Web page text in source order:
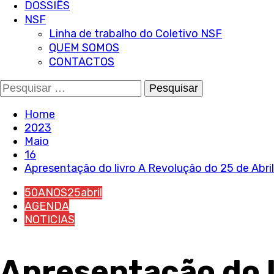
DOSSIÊS
NSF
Linha de trabalho do Coletivo NSF
QUEM SOMOS
CONTACTOS
Pesquisar
por:
Home
2023
Maio
16
Apresentação do livro A Revolução do 25 de Abril
50ANOS25abril
AGENDA
NOTICIAS